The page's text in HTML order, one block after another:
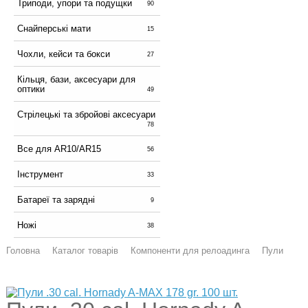
Триподи, упори та подущки 90
Снайперські мати 15
Чохли, кейси та бокси 27
Кільця, бази, аксесуари для
оптики
49
Стрілецькі та збройові аксесуари
78
Все для AR10/AR15 56
Інструмент 33
Батареї та зарядні 9
Ножі 38
Головна Каталог товарів Компоненти для релоадинга Пули